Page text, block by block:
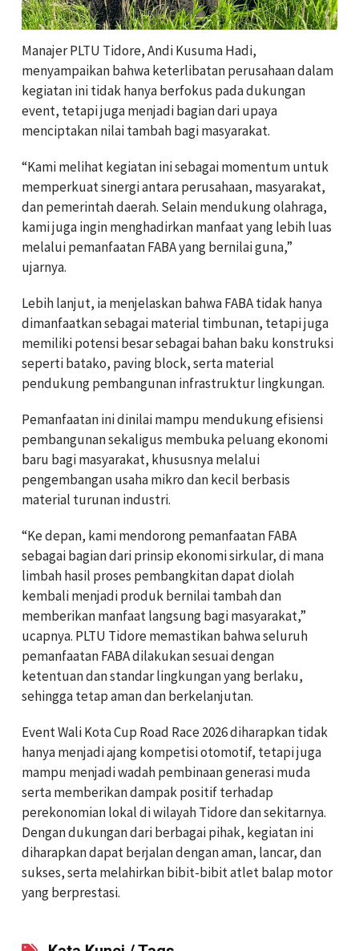
Manajer PLTU Tidore, Andi Kusuma Hadi,
menyampaikan bahwa keterlibatan perusahaan dalam
kegiatan ini tidak hanya berfokus pada dukungan
event, tetapi juga menjadi bagian dari upaya
menciptakan nilai tambah bagi masyarakat.
“Kami melihat kegiatan ini sebagai momentum untuk
memperkuat sinergi antara perusahaan, masyarakat,
dan pemerintah daerah. Selain mendukung olahraga,
kami juga ingin menghadirkan manfaat yang lebih luas
melalui pemanfaatan FABA yang bernilai guna,”
ujarnya.
Lebih lanjut, ia menjelaskan bahwa FABA tidak hanya
dimanfaatkan sebagai material timbunan, tetapi juga
memiliki potensi besar sebagai bahan baku konstruksi
seperti batako, paving block, serta material
pendukung pembangunan infrastruktur lingkungan.
Pemanfaatan ini dinilai mampu mendukung efisiensi
pembangunan sekaligus membuka peluang ekonomi
baru bagi masyarakat, khususnya melalui
pengembangan usaha mikro dan kecil berbasis
material turunan industri.
“Ke depan, kami mendorong pemanfaatan FABA
sebagai bagian dari prinsip ekonomi sirkular, di mana
limbah hasil proses pembangkitan dapat diolah
kembali menjadi produk bernilai tambah dan
memberikan manfaat langsung bagi masyarakat,”
ucapnya. PLTU Tidore memastikan bahwa seluruh
pemanfaatan FABA dilakukan sesuai dengan
ketentuan dan standar lingkungan yang berlaku,
sehingga tetap aman dan berkelanjutan.
Event Wali Kota Cup Road Race 2026 diharapkan tidak
hanya menjadi ajang kompetisi otomotif, tetapi juga
mampu menjadi wadah pembinaan generasi muda
serta memberikan dampak positif terhadap
perekonomian lokal di wilayah Tidore dan sekitarnya.
Dengan dukungan dari berbagai pihak, kegiatan ini
diharapkan dapat berjalan dengan aman, lancar, dan
sukses, serta melahirkan bibit-bibit atlet balap motor
yang berprestasi.